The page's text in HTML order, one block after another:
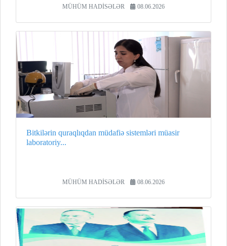
MÜHÜM HADİSƏLƏR 08.06.2026
Bitkilərin quraqlıqdan müdafiə sistemləri müasir
laboratoriy...
MÜHÜM HADİSƏLƏR 08.06.2026